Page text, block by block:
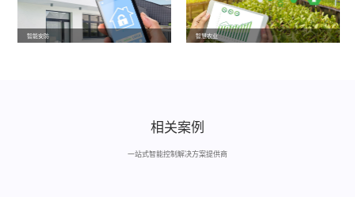
智能安防 智慧农业
相关案例
一站式智能控制解决方案提供商